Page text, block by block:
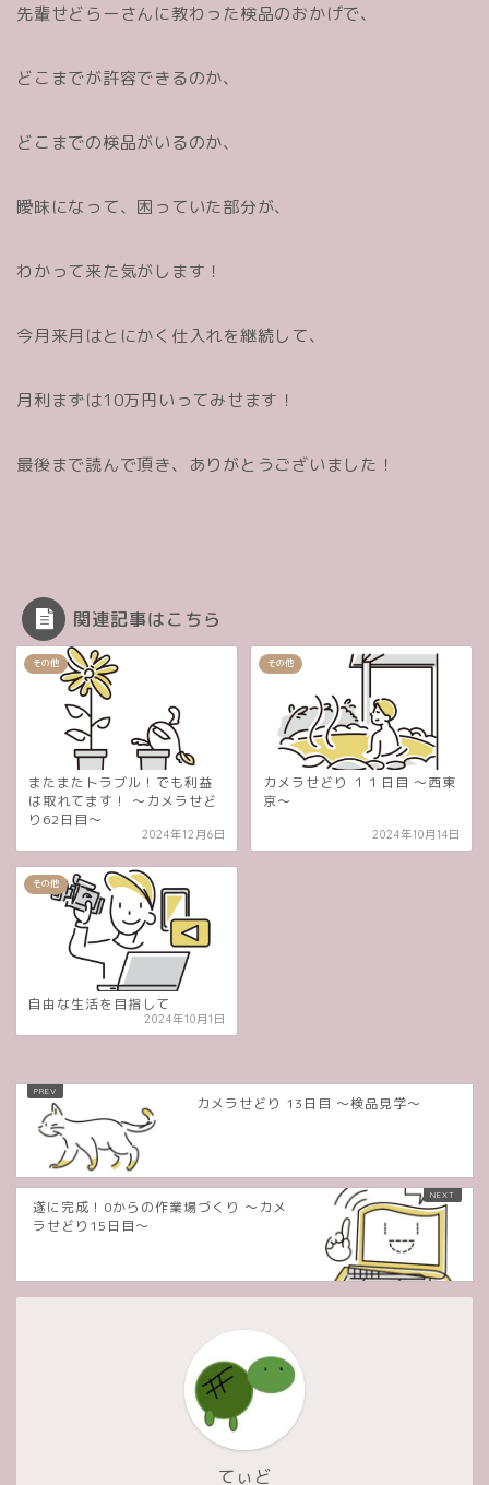
先輩せどらーさんに教わった検品のおかげで、
どこまでが許容できるのか、
どこまでの検品がいるのか、
曖昧になって、困っていた部分が、
わかって来た気がします！
今月来月はとにかく仕入れを継続して、
月利まずは10万円いってみせます！
最後まで読んで頂き、ありがとうございました！
関連記事はこちら
その他
またまたトラブル！でも利益
は取れてます！ 〜カメラせど
り62日目〜
2024年12月6日
その他
カメラせどり １１日目 〜西東
京〜
2024年10月14日
その他
自由な生活を目指して
2024年10月1日
カメラせどり 13日目 〜検品見学〜
遂に完成！0からの作業場づくり 〜カメ
ラせどり15日目〜
てぃど